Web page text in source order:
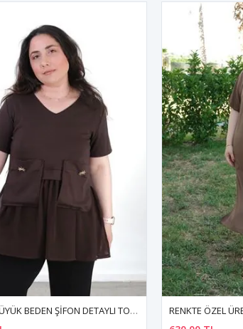
RENKTE ÖZEL ÜRETİM BATTAL PAMUKLU KAHVERENGİ ESNEK KAŞKORSE ELBİSE